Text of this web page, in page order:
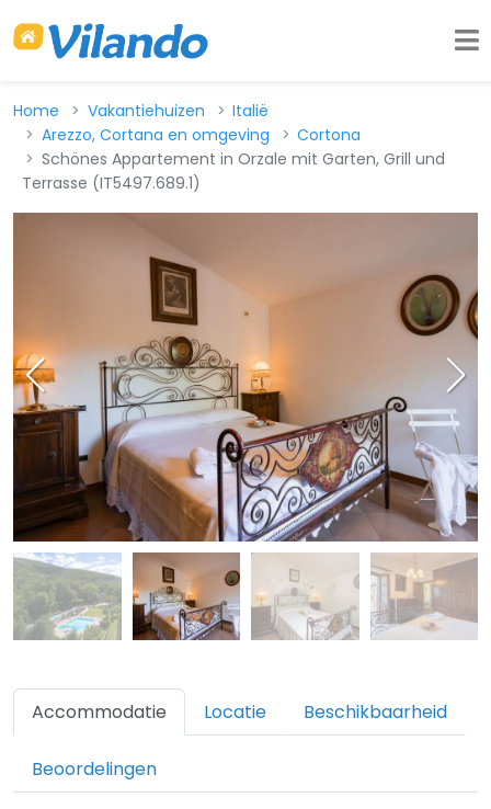
Home Vakantiehuizen
Italië
Arezzo, Cortana en omgeving
Cortona
Schönes Appartement in Orzale mit Garten, Grill und
Terrasse (IT5497.689.1)
Accommodatie Locatie Beschikbaarheid
Beoordelingen